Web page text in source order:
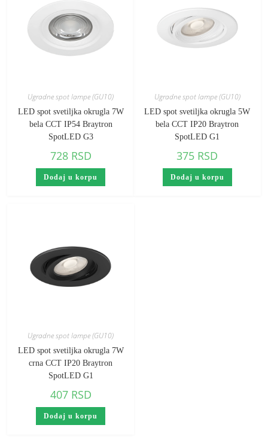
Ugradne spot lampe (GU10)
LED spot svetiljka okrugla 7W
bela CCT IP54 Braytron
SpotLED G3
728 RSD
Dodaj u korpu
Ugradne spot lampe (GU10)
LED spot svetiljka okrugla 5W
bela CCT IP20 Braytron
SpotLED G1
375 RSD
Dodaj u korpu
Ugradne spot lampe (GU10)
LED spot svetiljka okrugla 7W
crna CCT IP20 Braytron
SpotLED G1
407 RSD
Dodaj u korpu